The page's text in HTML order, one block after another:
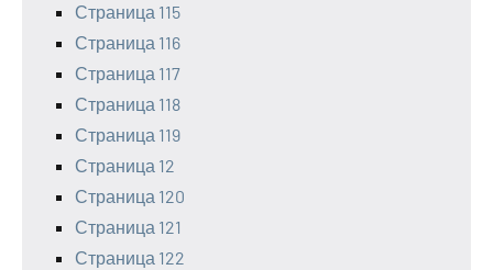
Страница 115
Страница 116
Страница 117
Страница 118
Страница 119
Страница 12
Страница 120
Страница 121
Страница 122